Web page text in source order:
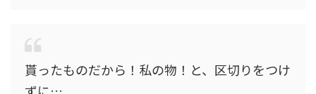
貰ったものだから！私の物！と、区切りをつけ